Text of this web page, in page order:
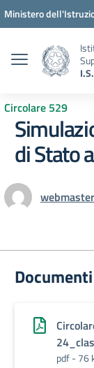
Vai ai contenuti
Vai al menu di
Vai al footer
Ministero
Circolare 529
di Stato
webmaster
Documenti
pdf - 76